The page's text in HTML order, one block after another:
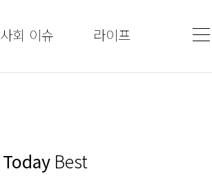
사회 이슈 라이프
Today Best